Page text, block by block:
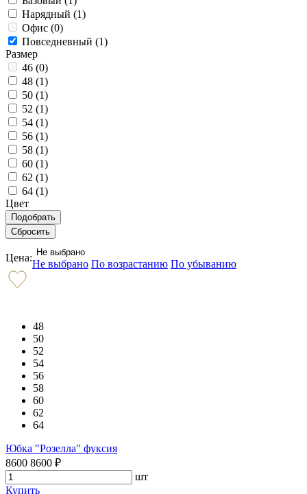
Нарядный (1)
Офис (0)
Повседневный (1)
Размер
46 (0)
48 (1)
50 (1)
52 (1)
54 (1)
56 (1)
58 (1)
60 (1)
62 (1)
64 (1)
Цвет
Цена: Не выбрано
Не выбрано По возрастанию По убыванию
48
50
52
54
56
58
60
62
64
Юбка "Розелла" фуксия
8600 8600 ₽
шт
Купить